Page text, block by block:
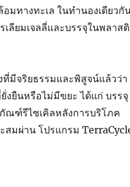
มทางทะเล ในทำนองเดียวกั
ลียมเจลลี่และบรรจุในพลาส
มีจริยธรรมและพิสูจน์แล้วว่า
ยืนหรือไม่มีขยะ ได้แก่ บรรจุ
ฑ์รีไซเคิลหลังการบริโภค
สมผ่าน โปรแกรม